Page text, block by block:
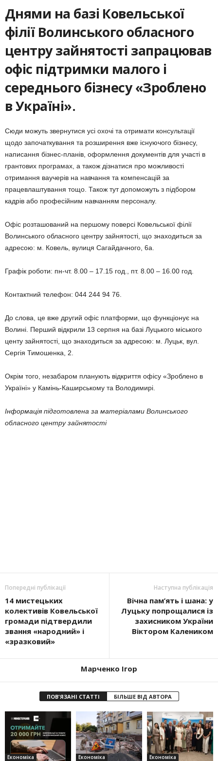
Днями на базі Ковельської
філії Волинського обласного
центру зайнятості запрацював
офіс підтримки малого і
середнього бізнесу «Зроблено
в Україні».
Сюди можуть звернутися усі охочі та отримати консультації
щодо започаткування та розширення вже існуючого бізнесу,
написання бізнес-планів, оформлення документів для участі в
грантових програмах, а також дізнатися про можливості
отримання ваучерів на навчання та компенсацій за
працевлаштування тощо. Також тут допоможуть з підбором
кадрів або професійним навчанням персоналу.
Офіс розташований на першому поверсі Ковельської філії
Волинського обласного центру зайнятості, що знаходиться за
адресою: м. Ковель, вулиця Сагайдачного, 6а.
Графік роботи: пн-чт. 8.00 – 17.15 год., пт. 8.00 – 16.00 год.
Контактний телефон: 044 244 94 76.
До слова, це вже другий офіс платформи, що функціонує на
Волині. Перший відкрили 13 серпня на базі Луцького міського
центу зайнятості, що знаходиться за адресою: м. Луцьк, вул.
Сергія Тимошенка, 2.
Окрім того, незабаром планують відкриття офісу «Зроблено в
Україні» у Камінь-Каширському та Володимирі.
Інформація підготовлена за матеріалами Волинського
обласного центру зайнятості
Попередні публікації
14 мистецьких
колективів Ковельської
громади підтвердили
звання «народний» і
«зразковий»
Наступна публікація
Вічна пам’ять і шана: у
Луцьку попрощалися із
захисником України
Віктором Калеником
Марченко Ігор
ПОВ'ЯЗАНІ СТАТТІ БІЛЬШЕ ВІД АВТОРА
Економіка Економіка Економіка